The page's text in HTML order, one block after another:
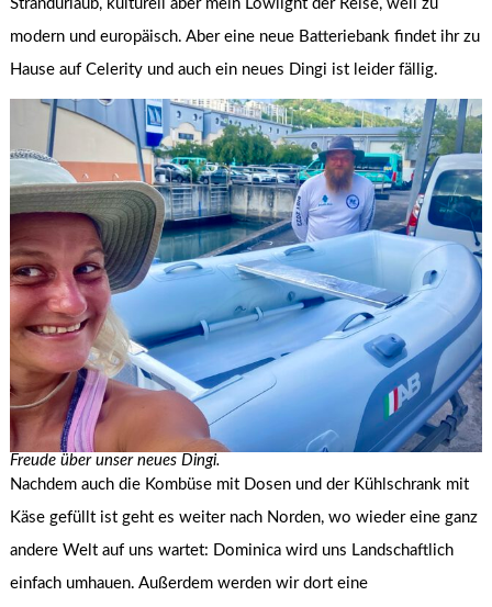
Strandurlaub, kulturell aber mein Lowlight der Reise, weil zu
modern und europäisch. Aber eine neue Batteriebank findet ihr zu
Hause auf Celerity und auch ein neues Dingi ist leider fällig.
Freude über unser neues Dingi.
Nachdem auch die Kombüse mit Dosen und der Kühlschrank mit
Käse gefüllt ist geht es weiter nach Norden, wo wieder eine ganz
andere Welt auf uns wartet: Dominica wird uns Landschaftlich
einfach umhauen. Außerdem werden wir dort eine